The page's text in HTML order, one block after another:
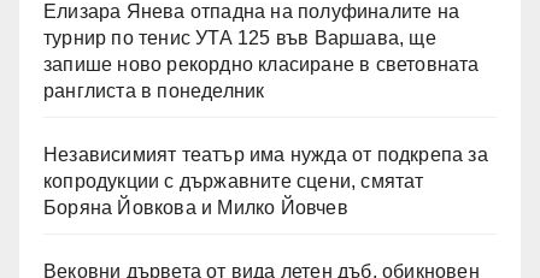
Елизара Янева отпадна на полуфиналите на
турнир по тенис УТА 125 във Варшава, ще
запише ново рекордно класиране в световната
ранглиста в понеделник
Независимият театър има нужда от подкрепа за
копродукции с държавните сцени, смятат
Боряна Йовкова и Милко Йовчев
Вековни дървета от вида летен дъб, обикновен